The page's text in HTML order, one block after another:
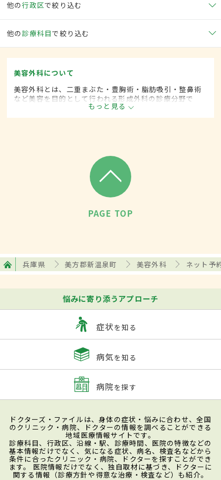
他の行政区で絞り込む
他の 診療科目で絞り込む
美容外科について
美容外科とは、二重まぶた・豊胸術・脂肪吸引・整鼻術
など美容を目的として行われる形成外科の診療分野で
もっと見る
PAGE TOP
兵庫県 美方郡新温泉町 美容外科 ネット予
悩みに寄り添うアプローチ
症状を知る
病気を知る
病院を探す
ドクターズ・ファイルは、身体の症状・悩みに合わせ、全国
のクリニック・病院、ドクターの情報を調べることができる
地域医療情報サイトです。
診療科目、行政区、沿線・駅、診療時間、医院の特徴などの
基本情報だけでなく、気になる症状、病名、検査名などから
条件に合ったクリニック・病院、ドクターを探すことができ
ます。 医院情報だけでなく、独自取材に基づき、ドクターに
関する情報（診療方針や得意な治療・検査など）も紹介。